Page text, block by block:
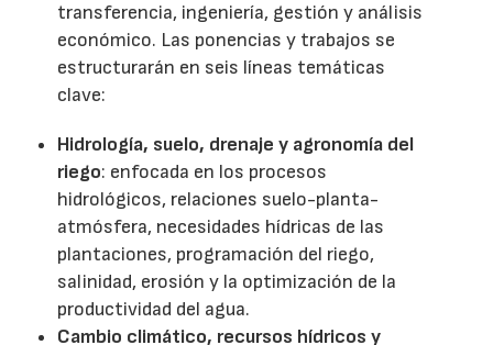
transferencia, ingeniería, gestión y análisis
económico. Las ponencias y trabajos se
estructurarán en seis líneas temáticas
clave:
Hidrología, suelo, drenaje y agronomía del
riego: enfocada en los procesos
hidrológicos, relaciones suelo-planta-
atmósfera, necesidades hídricas de las
plantaciones, programación del riego,
salinidad, erosión y la optimización de la
productividad del agua.
Cambio climático, recursos hídricos y